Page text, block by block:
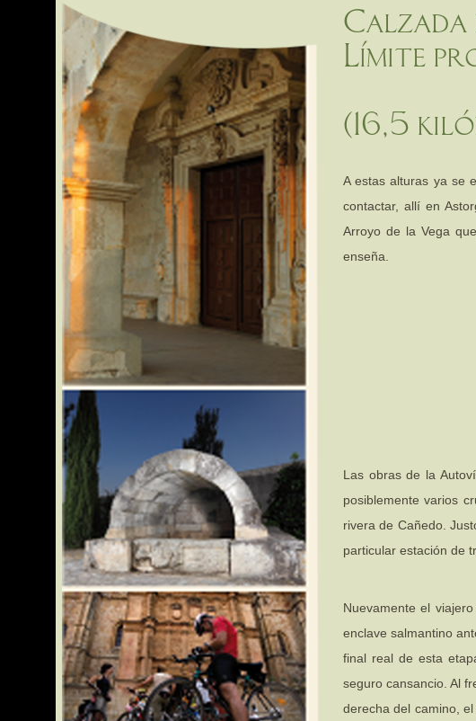
Calzada
Límite
(16,5
A estas alturas ya se
contactar, allí en
Arroyo de la Vega
enseña.
Las obras de la
posiblemente varios
rivera de Cañedo.
particular estación de
Nuevamente el
enclave salmantino
final real de esta
seguro cansancio. Al
derecha del camino,